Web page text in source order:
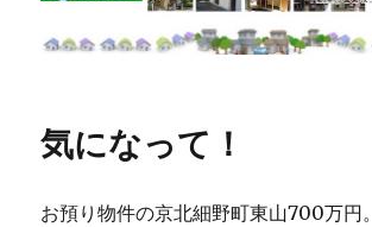
気になって！
お預り物件の京北細野町東山700万円。